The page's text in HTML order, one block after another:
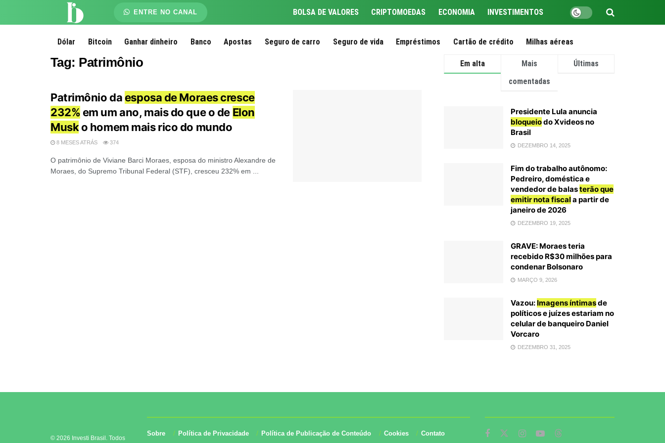
ENTRE NO CANAL BOLSA DE VALORES CRIPTOMOEDAS ECONOMIA INVESTIMENTOS
Dólar Bitcoin Ganhar dinheiro Banco Apostas Seguro de carro Seguro de vida Empréstimos Cartão de crédito Milhas aéreas
Tag: Patrimônio
Patrimônio da esposa de Moraes cresce
232% em um ano, mais do que o de Elon
Musko homem mais rico do mundo
8 MESES ATRÁS 374
O patrimônio de Viviane Barci Moraes, esposa do ministro Alexandre de
Moraes, do Supremo Tribunal Federal (STF), cresceu 232% em ...
Em alta
Mais
comentadas
Últimas
Presidente Lula anuncia
bloqueiodo Xvideos no
Brasil
DEZEMBRO 14, 2025
Fim do trabalho autônomo:
Pedreiro, doméstica e
vendedor de balasterão que
emitir nota fiscala partir de
janeiro de 2026
DEZEMBRO 19, 2025
GRAVE: Moraes teria
recebido R$30 milhões para
condenar Bolsonaro
MARÇO 9, 2026
Vazou: Imagens íntimasde
políticos e juízes estariam no
celular de banqueiro Daniel
Vorcaro
DEZEMBRO 31, 2025
© 2026 Investi Brasil. Todos
Sobre Política de Privacidade Política de Publicação de Conteúdo Cookies Contato